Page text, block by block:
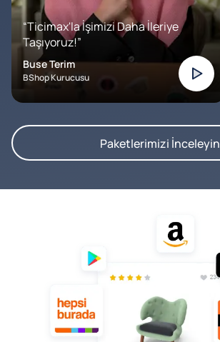
“Ticimax'la İşimizi Daha İleriye
Taşıyoruz!”
Buse Terim
BShop Kurucusu
Paketlerimizi İnceleyin